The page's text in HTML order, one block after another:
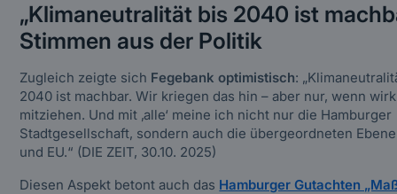
„Klimaneutralität bis 2040 ist
Stimmen aus der Politik
Zugleich zeigte sich Fegebank optimistisch:
2040 ist machbar. Wir kriegen das hin – aber nur, wenn
mitziehen. Und mit ‚alle‘ meine ich nicht nur die Hamburger
Stadtgesellschaft, sondern auch die übergeordneten
und EU.“ (DIE ZEIT, 30.10. 2025)
Diesen Aspekt betont auch das Hamburger Gutachten